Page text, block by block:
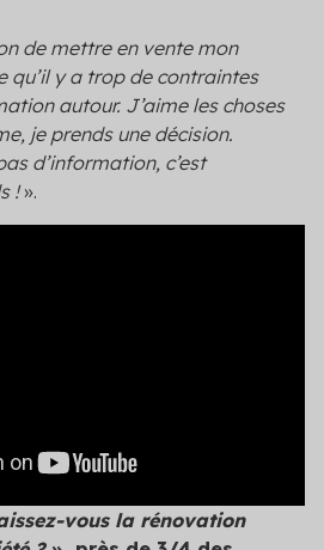
de mettre en vente mon
qu’il y a trop de contraintes
autour. J’aime les choses
je prends une décision.
d’information, c’est
!».
vous la rénovation